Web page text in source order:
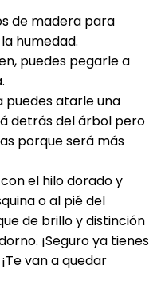
de madera para
humedad.
puedes pegarle a
puedes atarle una
detrás del árbol pero
porque será más
el hilo dorado y
o al pié del
de brillo y distinción
¡Seguro ya tienes
van a quedar